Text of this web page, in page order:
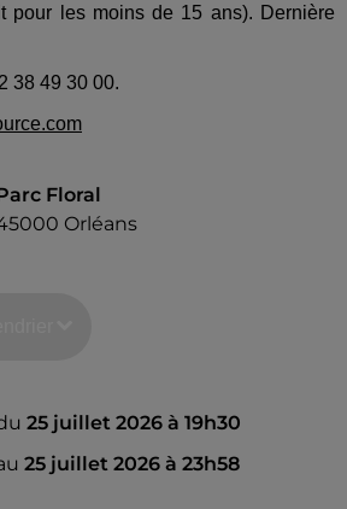
pour les moins de 15 ans). Dernière
38 49 30 00.
Floral
Orléans
25 juillet 2026 à 19h30
25 juillet 2026 à 23h58